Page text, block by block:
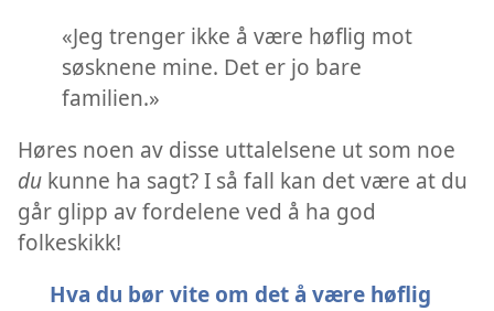
«Jeg trenger ikke å være høflig mot
søsknene mine. Det er jo bare
familien.»
Høres noen av disse uttalelsene ut som noe
du kunne ha sagt? I så fall kan det være at du
går glipp av fordelene ved å ha god
folkeskikk!
Hva du bør vite om det å være høflig